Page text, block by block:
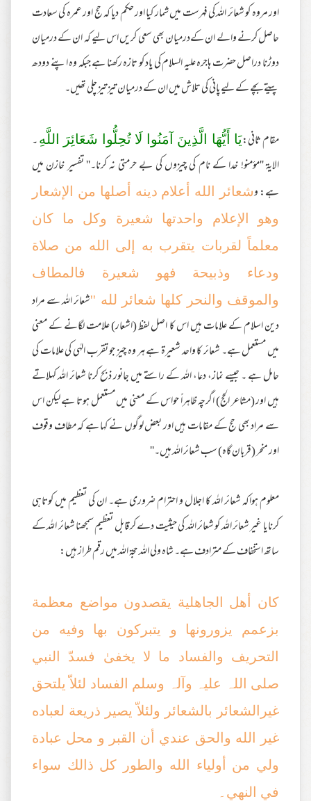
اور مروہ کو شعائر اللہ کی فہرست میں شمار کیا اور حکم دیا کہ حج اور عمرہ کی سعادت
حاصل کرنے والے ان کےدرمیان بھی سعی کریں اس لیے کہ ان کے درمیان
دوڑنا دراصل حضرت ہاجرہ علیہ السلام کی یاد کو تازہ رکھنا ہے جبکہ وہ اپنے دودھ
پیتے بچے کے لیے پانی کی تلاش میں ان کے درمیان تیز تیز چلی تھیں۔
مقام ثانی:يَا أَيُّهَا الَّذِينَ آمَنُوا لَا تُحِلُّوا شَعَائِرَ اللَّهِ۔
الایۃ ''مؤمنو! خدا کے نام کی چیزوں کی بے حرمتی نہ کرنا۔'' تفسیر خازن میں
ہے: وشعائر الله أعلام دينه أصلها من الإشعار
وهو الإعلام واحدتها شعيرة وكل ما كان
معلماً لقربات يتقرب به إلى الله من صلاة
ودعاء وذبيحة فهو شعيرة فالمطاف
والموقف والنحر كلها شعائر لله ''شعائر اللہ سے مراد
دین اسلام کے علامات ہیں اس کا اصل لفظ (اشعار) علامت لگانے کے معنی
میں مستعمل ہے۔ شعائر کا واحد شعیرۃ ہے ہر وہ چیز جو تقرب الہٰی کی علامات کی
حامل ہے ۔ جیسے نماز، دعا، اللہ کے راستے میں جانور ذبح کرنا شعائر اللہ کہلاتے
ہیں اور (مشاعر الحج) اگرچہ ظاہراً حواس کے معنی میں مستعمل ہوتا ہے لیکن اس
سے مراد بھی حج کے مقامات ہیں اور بعض لوگوں نے کہا ہے کہ مطاف وقوف
اور منحر (قربان گاہ) سب شعائر اللہ ہیں۔''
معلوم ہواکہ شعائر اللہ کا اجلال و احترام ضروری ہے۔ ان کی تعظیم میں کوتاہی
کرنا یا غیر شعائر اللہ کو شعائر اللہ کی حیثیت دے کر قابل تعظیم سمجھنا شعائر اللہ کے
ساتھ استخفاف کے مترادف ہے۔ شاہ ولی اللہ حجۃ اللہ میں رقم طراز ہیں:
کان أهل الجاھلیة یقصدون مواضع معظمة
بزعمم یزورونها و یتبرکون بھا وفیه من
التحریف والفساد ما لا یخفیٰ فسدّ النبي
صلی اللہ علیہ وآلہ وسلم الفساد لئلاّ یلتحق
غیرالشعائر بالشعائر ولئلاّ یصیر ذریعة لعباده
غیر الله والحق عندي أن القبر و محل عبادة
ولي من أولیاء الله والطور كل ذالك سواء
في النهي۔